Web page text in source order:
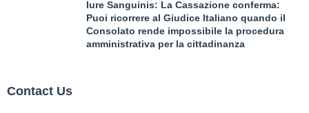
Iure Sanguinis: La Cassazione conferma:
Puoi ricorrere al Giudice Italiano quando il
Consolato rende impossibile la procedura
amministrativa per la cittadinanza
Contact Us